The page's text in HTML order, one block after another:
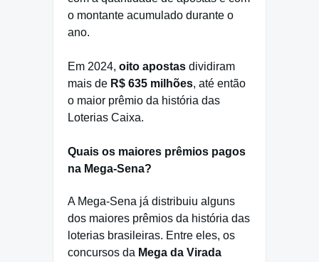
o montante acumulado durante o
ano.
Em 2024, oito apostas dividiram
mais de R$ 635 milhões, até então
o maior prêmio da história das
Loterias Caixa.
Quais os maiores prêmios pagos
na Mega-Sena?
A Mega-Sena já distribuiu alguns
dos maiores prêmios da história das
loterias brasileiras. Entre eles, os
concursos da Mega da Virada